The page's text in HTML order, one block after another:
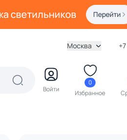
светильников Перейти
Москва
Войти
0
Избранное